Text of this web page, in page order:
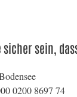
sein,
0200 8697 74